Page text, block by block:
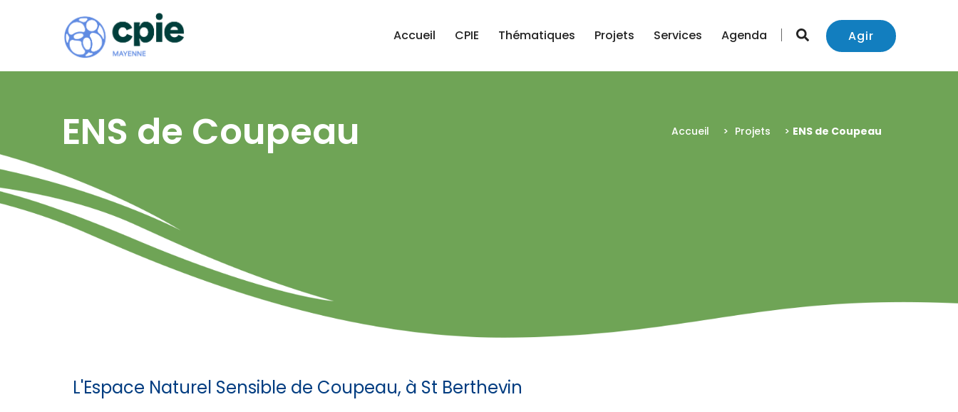
Accueil CPIE Thématiques Projets Services Agenda Agir
ENS de Coupeau Accueil > Projets > ENS de Coupeau
L'Espace Naturel Sensible de Coupeau, à St Berthevin